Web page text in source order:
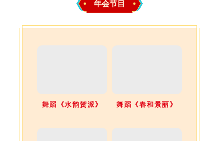
年会节目
舞蹈《水韵贺派》 舞蹈《春和景丽》